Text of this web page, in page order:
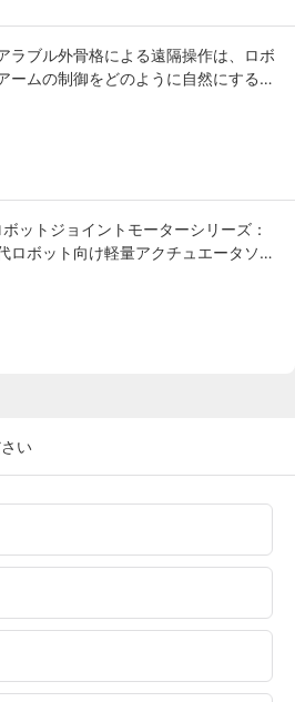
ラブル外骨格による遠隔操作は、ロボ
ームの制御をどのように自然にするの
ットジョイントモーターシリーズ：
ロボット向け軽量アクチュエータソリ
い